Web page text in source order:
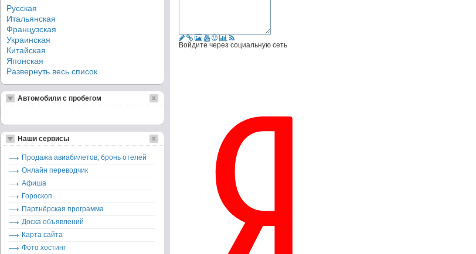
Войдите через социальную сеть
Русская
Итальянская
Французская
Украинская
Китайская
Японская
Развернуть весь список
Автомобили с пробегом
Наши сервисы
Продажа авиабилетов, бронь отелей
Онлайн переводчик
Афиша
Гороскоп
Партнёрская программа
Доска объявлений
Карта сайта
Фото хостинг